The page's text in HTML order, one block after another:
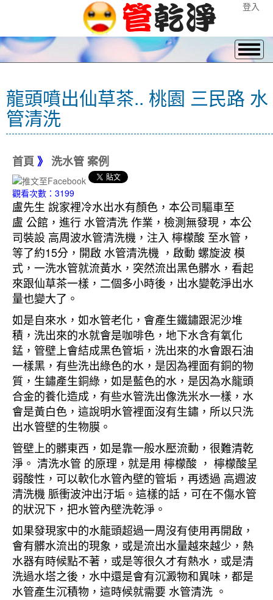
登入
龍頭噴出仙草茶.. 桃園 三民路 水
管清洗
首頁 》 洗水管 案例
觀看次數：3199
盧先生 說家裡冷水出水有顏色，本公司驅車至
盧 公館，進行 水管清洗 作業，檢測無發現，本公
司裝設 高周波水管清洗機，注入 檸檬酸 至水管，
等了約15分，開啟 水管清洗機 ，啟動 螺旋波 模
式，一洗水管就流黃水，突然流出黑色髒水，看起
來跟仙草茶一樣，二個多小時後，出水變乾淨出水
量也變大了。
如是自來水，如水管老化，會產生鐵鏽跟泥沙堆
積，洗出來的水就會是咖啡色，地下水含有氧化
錳，管壁上會結成黑色管垢，洗出來的水會跟石油
一樣黑，有些洗出綠色的水，是因為裡面有銅的物
質，生鏽產生銅綠，如是藍色的水，是因為水龍頭
合金的養化造成，有些水管洗出像洗米水一樣，水
會是黃白色，這說明水管裡面沒有生鏽，所以只洗
出水管壁的生物膜。
管壁上的髒東西，如是靠一般水壓流動，很難清乾
淨。 清洗水管 的原理，就是用 檸檬酸 ， 檸檬酸呈
弱酸性，可以軟化水管內壁的管垢，再透過 高週波
清洗機 脈衝波沖出汙垢。這樣的話，可在不傷水管
的狀況下，把水管內壁洗乾淨。
如果發現家中的水龍頭超過一周沒有使用再開啟，
會有髒水流出的現象，或是流出水量越來越少，熱
水器有時候點不著，或是等很久才有熱水，或是清
洗過水塔之後，水中還是會有沉澱物和異味，都是
水管產生沉積物，這時候就需要 水管清洗 。